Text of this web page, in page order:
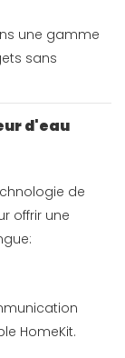
une gamme
sans
d'eau
de
offrir une
HomeKit.